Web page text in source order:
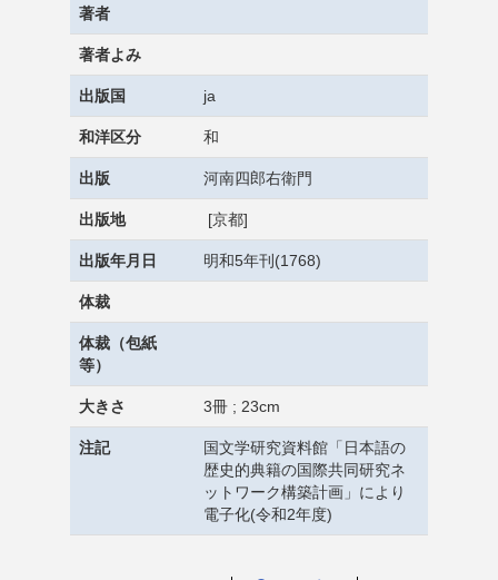
著者
著者よみ
出版国 ja
和洋区分 和
出版 河南四郎右衛門
出版地 [京都]
出版年月日 明和5年刊(1768)
体裁
体裁（包紙
等）
大きさ 3冊 ; 23cm
注記
国文学研究資料館「日本語の
歴史的典籍の国際共同研究ネ
ットワーク構築計画」により
電子化(令和2年度)